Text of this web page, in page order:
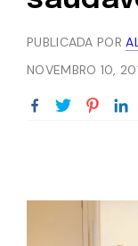
PUBLICADA POR
NOVEMBRO 10,